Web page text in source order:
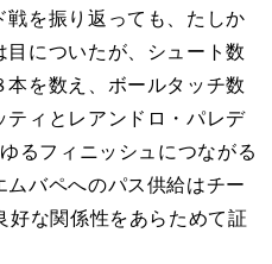
を振り返っても、たしか
についたが、シュート数
を数え、ボールタッチ数
ィとレアンドロ・パレデ
るフィニッシュにつながる
バペへのパス供給はチー
好な関係性をあらためて証